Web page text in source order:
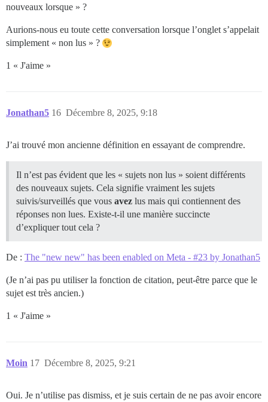
nouveaux lorsque » ?
Aurions-nous eu toute cette conversation lorsque l’onglet s’appelait
simplement « non lus » ?
1 « J'aime »
Jonathan5 Décembre 8, 2025, 9:18
16
J’ai trouvé mon ancienne définition en essayant de comprendre.
Il n’est pas évident que les « sujets non lus » soient différents
des nouveaux sujets. Cela signifie vraiment les sujets
suivis/surveillés que vous avez lus mais qui contiennent des
réponses non lues. Existe-t-il une manière succincte
d’expliquer tout cela ?
De : The "new new" has been enabled on Meta - #23 by Jonathan5
(Je n’ai pas pu utiliser la fonction de citation, peut-être parce que le
sujet est très ancien.)
1 « J'aime »
Moin Décembre 8, 2025, 9:21
17
Oui. Je n’utilise pas dismiss, et je suis certain de ne pas avoir encore